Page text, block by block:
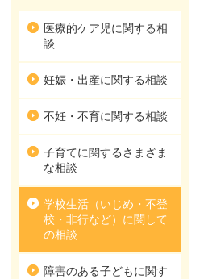
医療的ケア児に関する相
談
妊娠・出産に関する相談
不妊・不育に関する相談
子育てに関するさまざま
な相談
学校生活（いじめ・不登
校・非行など）に関して
の相談
障害のある子どもに関す